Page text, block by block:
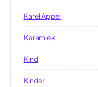
Karel Appel
Keramiek
Kind
Kinder